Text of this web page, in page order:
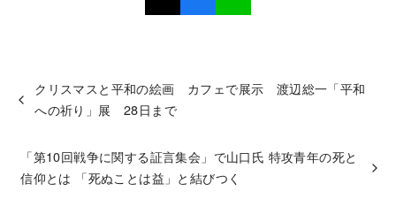
クリスマスと平和の絵画 カフェで展示 渡辺総一「平和
への祈り」展 28日まで
「第10回戦争に関する証言集会」で山口氏 特攻青年の死と
信仰とは 「死ぬことは益」と結びつく